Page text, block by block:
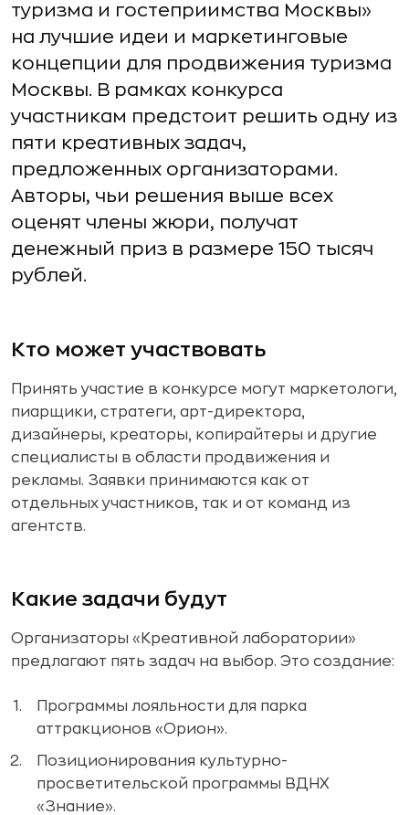
туризма и гостеприимства Москвы»
на лучшие идеи и маркетинговые
концепции для продвижения туризма
Москвы. В рамках конкурса
участникам предстоит решить одну из
пяти креативных задач,
предложенных организаторами.
Авторы, чьи решения выше всех
оценят члены жюри, получат
денежный приз в размере 150 тысяч
рублей.
Кто может участвовать
Принять участие в конкурсе могут маркетологи,
пиарщики, стратеги, арт-директора,
дизайнеры, креаторы, копирайтеры и другие
специалисты в области продвижения и
рекламы. Заявки принимаются как от
отдельных участников, так и от команд из
агентств.
Какие задачи будут
Организаторы «Креативной лаборатории»
предлагают пять задач на выбор. Это создание:
Программы лояльности для парка
аттракционов «Орион».
Позиционирования культурно-
просветительской программы ВДНХ
«Знание».